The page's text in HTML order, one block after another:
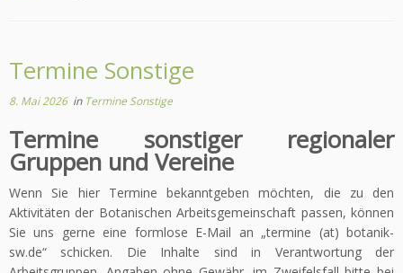
Termine Sonstige
8. Mai 2026in Termine Sonstige
Termine sonstiger regionaler
Gruppen und Vereine
Wenn Sie hier Termine bekanntgeben möchten, die zu den
Aktivitäten der Botanischen Arbeitsgemeinschaft passen, können
Sie uns gerne eine formlose E-Mail an „termine (at) botanik-
sw.de“ schicken. Die Inhalte sind in Verantwortung der